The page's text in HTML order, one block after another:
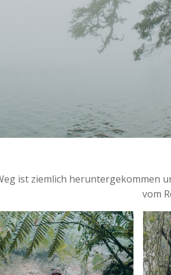
ist ziemlich heruntergekommen
vom